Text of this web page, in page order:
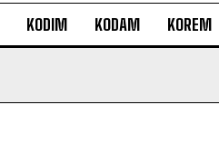
KODIM KODAM KOREM